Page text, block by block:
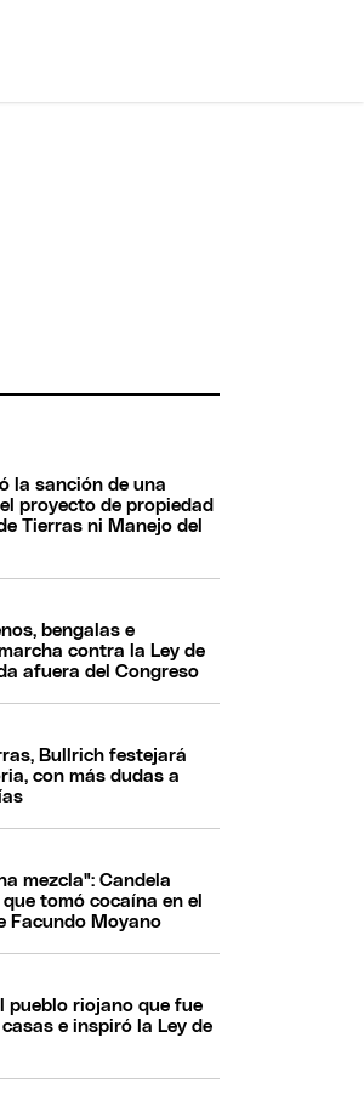
la sanción de una
proyecto de propiedad
Tierras ni Manejo del
bengalas e
contra la Ley de
afuera del Congreso
Bullrich festejará
con más dudas a
mezcla": Candela
tomó cocaína en el
Facundo Moyano
pueblo riojano que fue
e inspiró la Ley de